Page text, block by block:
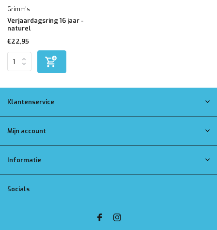
Grimm's
Verjaardagsring 16 jaar -
naturel
€22,95
Klantenservice
Mijn account
Informatie
Socials